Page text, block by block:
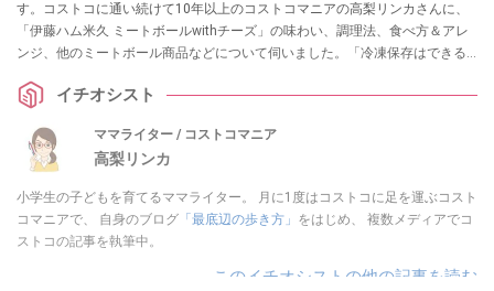
す。コストコに通い続けて10年以上のコストコマニアの高梨リンカさんに、
「伊藤ハム米久 ミートボールwithチーズ」の味わい、調理法、食べ方＆アレ
ンジ、他のミートボール商品などについて伺いました。「冷凍保存はできる
イチオシスト
ママライター / コストコマニア
高梨リンカ
小学生の子どもを育てるママライター。 月に1度はコストコに足を運ぶコスト
コマニアで、 自身のブログ 「最底辺の歩き方」 をはじめ、 複数メディアでコ
ストコの記事を執筆中。
このイチオシストの他の記事を読む